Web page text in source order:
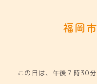
お知らせ
福岡
この日は、午後７時30分